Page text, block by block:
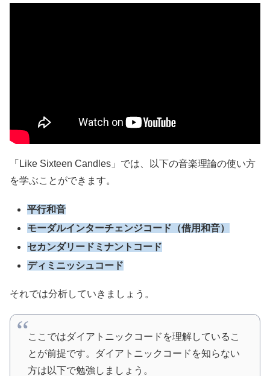
「Like Sixteen Candles」では、以下の音楽理論の使い方
を学ぶことができます。
平行和音
モーダルインターチェンジコード（借用和音）
セカンダリードミナントコード
ディミニッシュコード
それでは分析していきましょう。
ここではダイアトニックコードを理解しているこ
とが前提です。ダイアトニックコードを知らない
方は以下で勉強しましょう。